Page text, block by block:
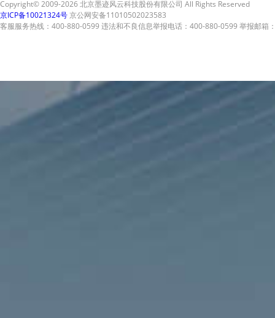
Copyright© 2009-2026 北京墨迹风云科技股份有限公司 All Rights Reserved
京ICP备10021324号京公网安备11010502023583
客服服务热线：400-880-0599 违法和不良信息举报电话：400-880-0599 举报邮箱